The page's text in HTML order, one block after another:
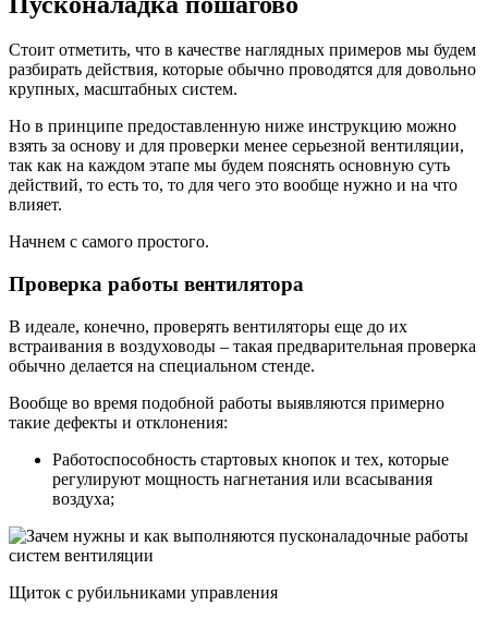
Стоит отметить, что в качестве наглядных примеров мы будем
разбирать действия, которые обычно проводятся для довольно
крупных, масштабных систем.
Но в принципе предоставленную ниже инструкцию можно
взять за основу и для проверки менее серьезной вентиляции,
так как на каждом этапе мы будем пояснять основную суть
действий, то есть то, то для чего это вообще нужно и на что
влияет.
Начнем с самого простого.
Проверка работы вентилятора
В идеале, конечно, проверять вентиляторы еще до их
встраивания в воздуховоды – такая предварительная проверка
обычно делается на специальном стенде.
Вообще во время подобной работы выявляются примерно
такие дефекты и отклонения:
Работоспособность стартовых кнопок и тех, которые
регулируют мощность нагнетания или всасывания
воздуха;
Щиток с рубильниками управления